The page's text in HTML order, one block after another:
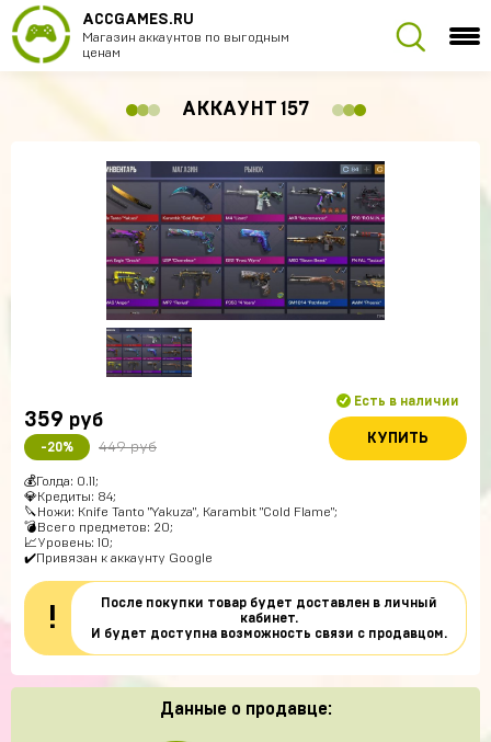
ACCGAMES.RU
Магазин аккаунтов по выгодным
ценам
АККАУНТ 157
359 руб
-20% 449 руб
Есть в наличии
КУПИТЬ
💰Голда: 0.11;
💎Кредиты: 84;
🔪Ножи: Knife Tanto "Yakuza", Karambit "Cold Flame";
💣Всего предметов: 20;
📈Уровень: 10;
✔️Привязан к аккаунту Google
!
После покупки товар будет доставлен в личный
кабинет.
И будет доступна возможность связи с продавцом.
Данные о продавце: